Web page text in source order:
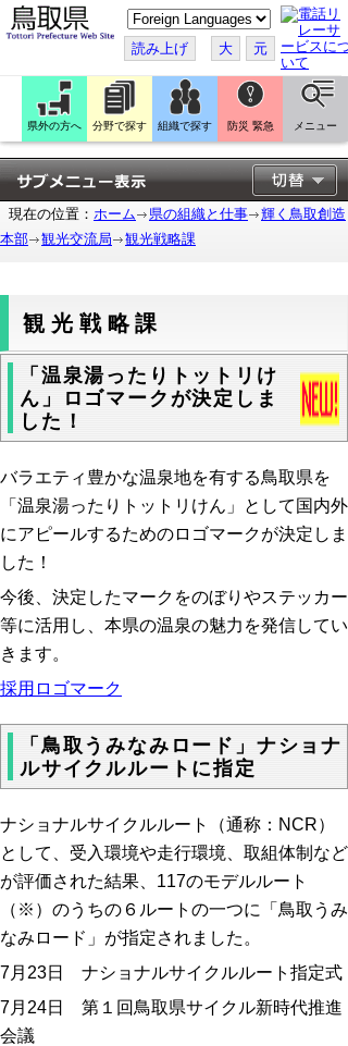
こ
の
ペ
ー
ジ
翻
訳
す
る
読み上げ 大 元
県外の方へ 分野で探す 組織で探す 防災 緊急 メニュー
現在の位置： ホーム 県の組織と仕事
輝く鳥取創造
本部
観光交流局 観光戦略課
観光戦略課
「温泉湯ったりトットリけ
ん」ロゴマークが決定しま
した！
バラエティ豊かな温泉地を有する鳥取県を
「温泉湯ったりトットリけん」として国内外
にアピールするためのロゴマークが決定しま
した！
今後、決定したマークをのぼりやステッカー
等に活用し、本県の温泉の魅力を発信してい
きます。
採用ロゴマーク
「鳥取うみなみロード」ナショナ
ルサイクルルートに指定
ナショナルサイクルルート（通称：NCR）
として、受入環境や走行環境、取組体制など
が評価された結果、117のモデルルート
（※）のうちの６ルートの一つに「鳥取うみ
なみロード」が指定されました。
7月23日 ナショナルサイクルルート指定式
7月24日 第１回鳥取県サイクル新時代推進
会議